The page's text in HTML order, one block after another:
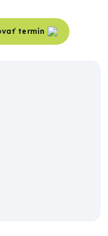
termín